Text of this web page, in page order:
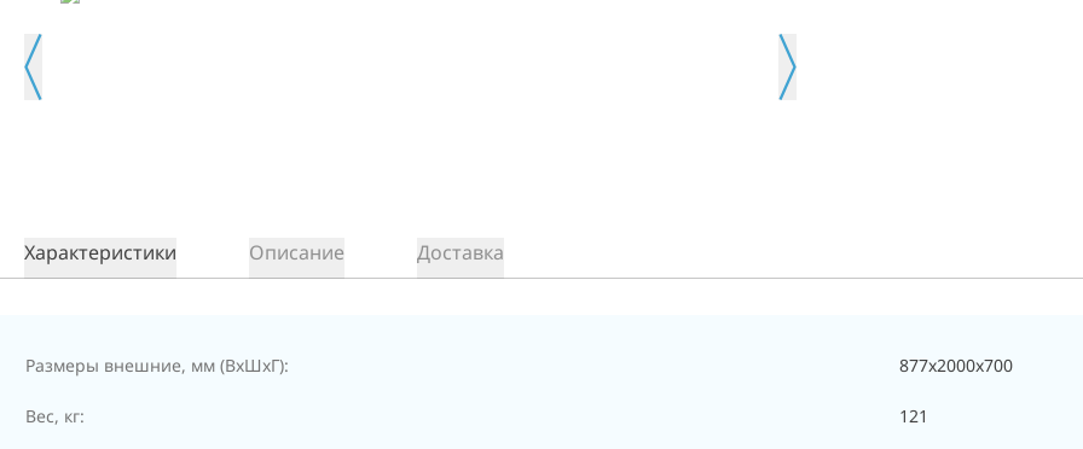
Характеристики Описание Доставка
Размеры внешние, мм (ВхШхГ): 877x2000x700
Вес, кг: 121